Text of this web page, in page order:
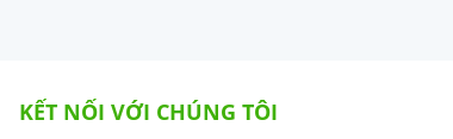
KẾT NỐI VỚI CHÚNG TÔI